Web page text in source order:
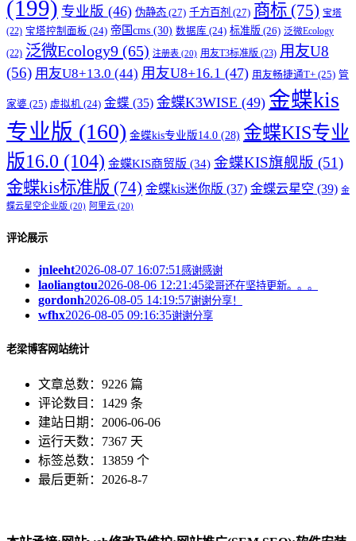
(199) 专业版 (46) 伪静态 (27) 千方百剂 (27) 商标 (75) 宝塔
(22) 宝塔控制面板 (24) 帝国cms (30) 数据库 (24) 标准版 (26) 泛微Ecology
(22) 泛微Ecology9 (65) 注册表 (20) 用友T3标准版 (23) 用友U8
(56) 用友U8+13.0 (44) 用友U8+16.1 (47) 用友畅捷通T+ (25) 管
家婆 (25) 虚拟机 (24) 金蝶 (35) 金蝶K3WISE (49) 金蝶kis
专业版 (160) 金蝶kis专业版14.0 (28) 金蝶KIS专业
版16.0 (104) 金蝶KIS商贸版 (34) 金蝶KIS旗舰版 (51)
金蝶kis标准版 (74) 金蝶kis迷你版 (37) 金蝶云星空 (39) 金
蝶云星空企业版 (20) 阿里云 (20)
评论展示
jnleeht2026-08-07 16:07:51 感谢感谢
laoliangtou2026-08-06 12:21:45梁哥还在坚持更新。。。
gordonh2026-08-05 14:19:57谢谢分享！
wfhx2026-08-05 09:16:35谢谢分享
老梁博客网站统计
文章总数：9226 篇
评论数目：1429 条
建站日期：2006-06-06
运行天数：7367 天
标签总数：13859 个
最后更新：2026-8-7